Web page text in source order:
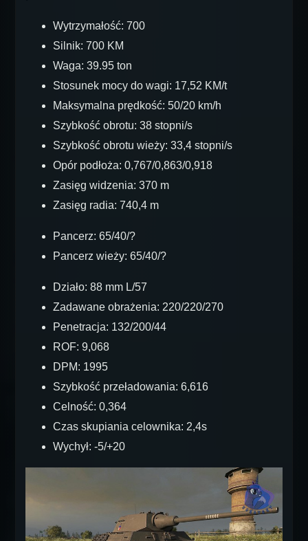
Wytrzymałość: 700
Silnik: 700 KM
Waga: 39.95 ton
Stosunek mocy do wagi: 17,52 KM/t
Maksymalna prędkość: 50/20 km/h
Szybkość obrotu: 38 stopni/s
Szybkość obrotu wieży: 33,4 stopni/s
Opór podłoża: 0,767/0,863/0,918
Zasięg widzenia: 370 m
Zasięg radia: 740,4 m
Pancerz: 65/40/?
Pancerz wieży: 65/40/?
Działo: 88 mm L/57
Zadawane obrażenia: 220/220/270
Penetracja: 132/200/44
ROF: 9,068
DPM: 1995
Szybkość przeładowania: 6,616
Celność: 0,364
Czas skupiania celownika: 2,4s
Wychył: -5/+20